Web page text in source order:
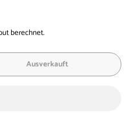
berechnet.
Ausverkauft